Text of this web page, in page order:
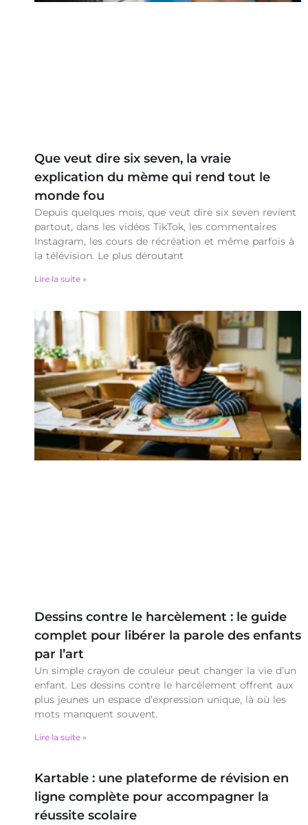
Que veut dire six seven, la vraie
explication du mème qui rend tout le
monde fou
Depuis quelques mois, que veut dire six seven revient
partout, dans les vidéos TikTok, les commentaires
Instagram, les cours de récréation et même parfois à
la télévision. Le plus déroutant
Lire la suite »
Dessins contre le harcèlement : le guide
complet pour libérer la parole des enfants
par l’art
Un simple crayon de couleur peut changer la vie d’un
enfant. Les dessins contre le harcèlement offrent aux
plus jeunes un espace d’expression unique, là où les
mots manquent souvent.
Lire la suite »
Kartable : une plateforme de révision en
ligne complète pour accompagner la
réussite scolaire